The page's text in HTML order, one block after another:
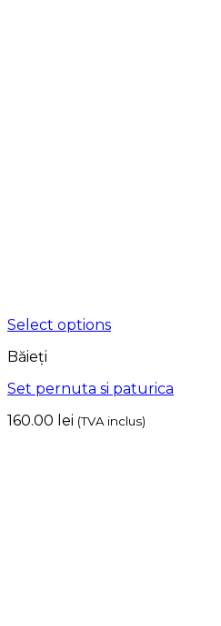
Select options
Băieți
Set pernuta si paturica
160.00 lei (TVA inclus)